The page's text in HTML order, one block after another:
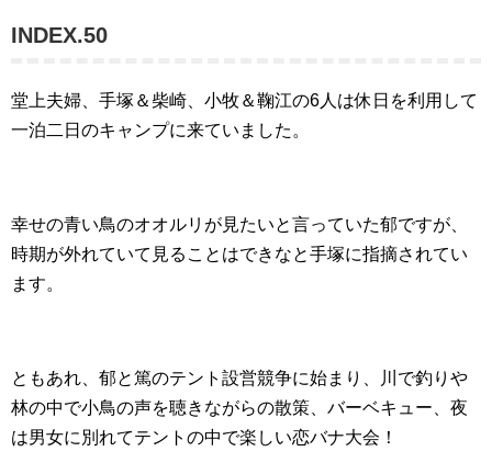
INDEX.50
堂上夫婦、手塚＆柴崎、小牧＆鞠江の6人は休日を利用して
一泊二日のキャンプに来ていました。
幸せの青い鳥のオオルリが見たいと言っていた郁ですが、
時期が外れていて見ることはできなと手塚に指摘されてい
ます。
ともあれ、郁と篤のテント設営競争に始まり、川で釣りや
林の中で小鳥の声を聴きながらの散策、バーベキュー、夜
は男女に別れてテントの中で楽しい恋バナ大会！